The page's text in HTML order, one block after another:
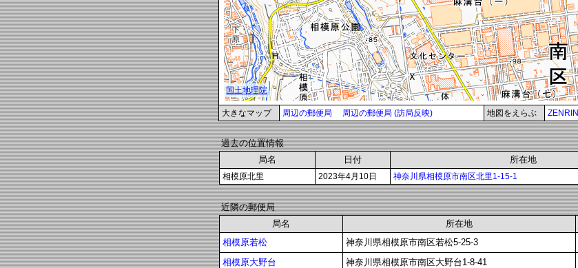
大きなマップ 周辺の郵便局 周辺の郵便局 (訪局反映) 地図をえらぶ ZENRIN
過去の位置情報
局名
日付 所在地
相模原北里 2023年4月10日 神奈川県相模原市南区北里1-15-1
近隣の郵便局
局名
所在地
相模原若松
神奈川県相模原市南区若松5-25-3
相模原大野台
神奈川県相模原市南区大野台1-8-41